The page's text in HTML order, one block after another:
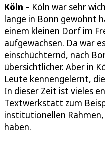
Köln – Köln war sehr
lange in Bonn gewohnt
einem kleinen Dorf im
aufgewachsen. Da war
einschüchternd, nach
übersichtlicher. Aber in
Leute kennengelernt,
In dieser Zeit ist vieles
Textwerkstatt zum
institutionellen
haben.